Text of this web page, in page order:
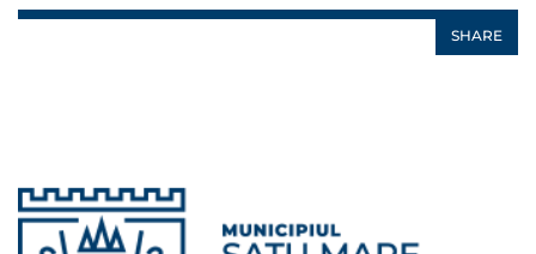
SHARE